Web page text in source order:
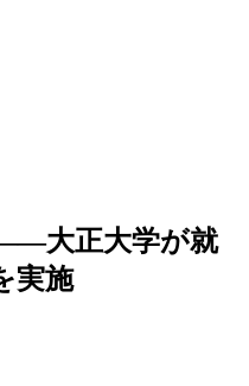
大正大学が就
実施